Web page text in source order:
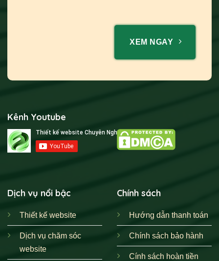
XEM NGAY
Kênh Youtube
Dịch vụ nổi bậc
Thiết kế website
Dịch vụ chăm sóc
website
Chính sách
Hướng dẫn thanh toán
Chính sách bảo hành
Cính sách hoàn tiền